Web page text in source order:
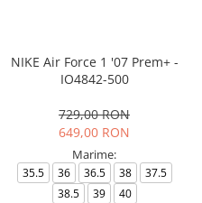
NIKE Air Force 1 '07 Prem+ -
IO4842-500
729,00 RON
649,00 RON
Marime:
35.5 36 36.5 38
37.5
38.5
39 40